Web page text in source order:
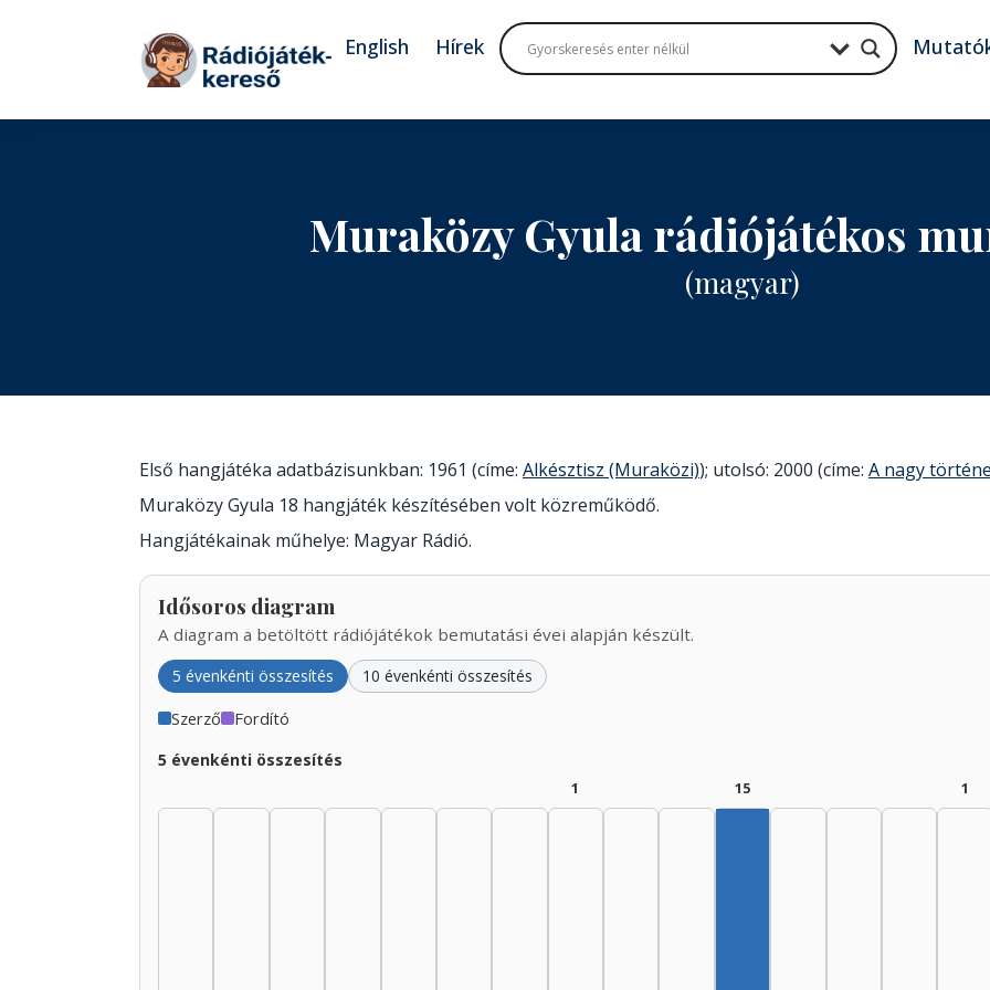
Tovább a tartalomhoz
English Hírek
Muraközy Gyula rádiójátékos
(magyar)
Első hangjátéka adatbázisunkban: 1961 (címe: Alkésztisz (Muraközi)); utolsó: 2000 (címe: A nagy
Muraközy Gyula 18 hangjáték készítésében volt közreműködő.
Hangjátékainak műhelye: Magyar Rádió.
Idősoros diagram
A diagram a betöltött rádiójátékok bemutatási évei alapján készült.
5 évenkénti összesítés 10 évenkénti összesítés
Szerző Fordító
5 évenkénti összesítés
1 15 1